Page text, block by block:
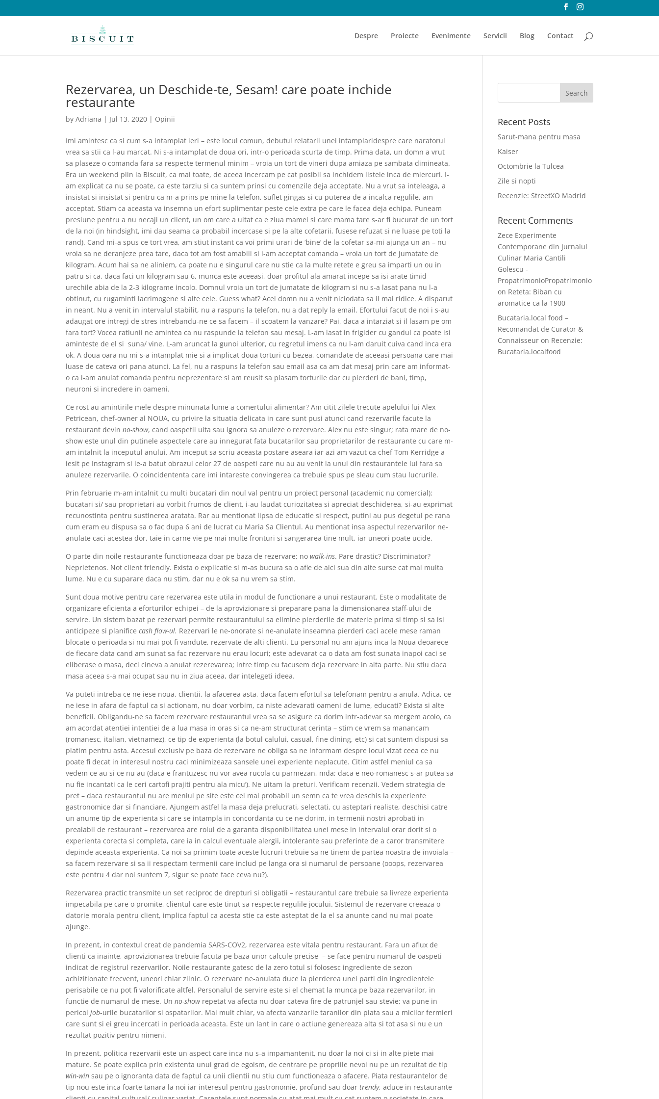
Despre Proiecte Evenimente Servicii Blog Contact
Rezervarea, un Deschide-te, Sesam! care poate inchide
restaurante
byAdriana | Jul 13, 2020 | Opinii
Imi amintesc ca si cum s-a intamplat ieri – este locul comun, debutul relatarii unei intamplaridespre care naratorul
vrea sa stii ca l-au marcat. Ni s-a intamplat de doua ori, intr-o perioada scurta de timp. Prima data, un domn a vrut
sa plaseze o comanda fara sa respecte termenul minim – vroia un tort de vineri dupa amiaza pe sambata dimineata.
Era un weekend plin la Biscuit, ca mai toate, de aceea incercam pe cat posibil sa inchidem listele inca de miercuri. I-
am explicat ca nu se poate, ca este tarziu si ca suntem prinsi cu comenzile deja acceptate. Nu a vrut sa inteleaga, a
insistat si insistat si pentru ca m-a prins pe mine la telefon, suflet gingas si cu puterea de a incalca regulile, am
acceptat. Stiam ca aceasta va insemna un efort suplimentar peste cele extra pe care le facea deja echipa. Puneam
presiune pentru a nu necaji un client, un om care a uitat ca e ziua mamei si care mama tare s-ar fi bucurat de un tort
de la noi (in hindsight, imi dau seama ca probabil incercase si pe la alte cofetarii, fusese refuzat si ne luase pe toti la
rand). Cand mi-a spus ce tort vrea, am stiut instant ca voi primi urari de ‘bine’ de la cofetar sa-mi ajunga un an – nu
vroia sa ne deranjeze prea tare, daca tot am fost amabili si i-am acceptat comanda – vroia un tort de jumatate de
kilogram. Acum hai sa ne aliniem, ca poate nu e singurul care nu stie ca la multe retete e greu sa imparti un ou in
patru si ca, daca faci un kilogram sau 6, munca este aceeasi, doar profitul ala amarat incepe sa isi arate timid
urechile abia de la 2-3 kilograme incolo. Domnul vroia un tort de jumatate de kilogram si nu s-a lasat pana nu l-a
obtinut, cu rugaminti lacrimogene si alte cele. Guess what? Acel domn nu a venit niciodata sa il mai ridice. A disparut
in neant. Nu a venit in intervalul stabilit, nu a raspuns la telefon, nu a dat reply la email. Efortului facut de noi i s-au
adaugat ore intregi de stres intrebandu-ne ce sa facem – il scoatem la vanzare? Pai, daca a intarziat si il lasam pe om
fara tort? Vocea ratiunii ne amintea ca nu raspunde la telefon sau mesaj. L-am lasat in frigider cu gandul ca poate isi
aminteste de el si suna/ vine. L-am aruncat la gunoi ulterior, cu regretul imens ca nu l-am daruit cuiva cand inca era
ok. A doua oara nu mi s-a intamplat mie si a implicat doua torturi cu bezea, comandate de aceeasi persoana care mai
luase de cateva ori pana atunci. La fel, nu a raspuns la telefon sau email asa ca am dat mesaj prin care am informat-
o ca i-am anulat comanda pentru neprezentare si am reusit sa plasam torturile dar cu pierderi de bani, timp,
neuroni si incredere in oameni.
Ce rost au amintirile mele despre minunata lume a comertului alimentar? Am citit zilele trecute apelului lui Alex
Petricean, chef-owner al NOUA, cu privire la situatia delicata in care sunt pusi atunci cand rezervarile facute la
restaurant devinno-show, cand oaspetii uita sau ignora sa anuleze o rezervare. Alex nu este singur; rata mare de no-
show este unul din putinele aspectele care au innegurat fata bucatarilor sau proprietarilor de restaurante cu care m-
am intalnit la inceputul anului. Am inceput sa scriu aceasta postare aseara iar azi am vazut ca chef Tom Kerridge a
iesit pe Instagram si le-a batut obrazul celor 27 de oaspeti care nu au au venit la unul din restaurantele lui fara sa
anuleze rezervarile. O coincidententa care imi intareste convingerea ca trebuie spus pe sleau cum stau lucrurile.
Prin februarie m-am intalnit cu multi bucatari din noul val pentru un proiect personal (academic nu comercial);
bucatari si/ sau proprietari au vorbit frumos de client, i-au laudat curiozitatea si apreciat deschiderea, si-au exprimat
recunostinta pentru sustinerea aratata. Rar au mentionat lipsa de educatie si respect, putini au pus degetul pe rana
cum eram eu dispusa sa o fac dupa 6 ani de lucrat cu Maria Sa Clientul. Au mentionat insa aspectul rezervarilor ne-
anulate caci acestea dor, taie in carne vie pe mai multe fronturi si sangerarea tine mult, iar uneori poate ucide.
O parte din noile restaurante functioneaza doar pe baza de rezervare; nowalk-ins. Pare drastic? Discriminator?
Neprietenos. Not client friendly. Exista o explicatie si m-as bucura sa o afle de aici sua din alte surse cat mai multa
lume. Nu e cu suparare daca nu stim, dar nu e ok sa nu vrem sa stim.
Sunt doua motive pentru care rezervarea este utila in modul de functionare a unui restaurant. Este o modalitate de
organizare eficienta a eforturilor echipei – de la aprovizionare si preparare pana la dimensionarea staff-ului de
servire. Un sistem bazat pe rezervari permite restaurantului sa elimine pierderile de materie prima si timp si sa isi
anticipeze si planificecash flow-ul. Rezervari le ne-onorate si ne-anulate inseamna pierderi caci acele mese raman
blocate o perioada si nu mai pot fi vandute, rezervate de alti clienti. Eu personal nu am ajuns inca la Noua deoarece
de fiecare data cand am sunat sa fac rezervare nu erau locuri; este adevarat ca o data am fost sunata inapoi caci se
eliberase o masa, deci cineva a anulat rezerevarea; intre timp eu facusem deja rezervare in alta parte. Nu stiu daca
masa aceea s-a mai ocupat sau nu in ziua aceea, dar intelegeti ideea.
Va puteti intreba ce ne iese noua, clientii, la afacerea asta, daca facem efortul sa telefonam pentru a anula. Adica, ce
ne iese in afara de faptul ca si actionam, nu doar vorbim, ca niste adevarati oameni de lume, educati? Exista si alte
beneficii. Obligandu-ne sa facem rezervare restaurantul vrea sa se asigure ca dorim intr-adevar sa mergem acolo, ca
am acordat atentiei intentiei de a lua masa in oras si ca ne-am structurat cerinta – stim ce vrem sa manancam
(romanesc, italian, vietnamez), ce tip de experienta (la botul calului, casual, fine dining, etc) si cat suntem dispusi sa
platim pentru asta. Accesul exclusiv pe baza de rezervare ne obliga sa ne informam despre locul vizat ceea ce nu
poate fi decat in interesul nostru caci minimizeaza sansele unei experiente neplacute. Citim astfel meniul ca sa
vedem ce au si ce nu au (daca e frantuzesc nu vor avea rucola cu parmezan, mda; daca e neo-romanesc s-ar putea sa
nu fie incantati ca le ceri cartofi prajiti pentru ala micu’). Ne uitam la preturi. Verificam recenzii. Vedem strategia de
pret – daca restaurantul nu are meniul pe site este cel mai probabil un semn ca te vrea deschis la experiente
gastronomice dar si financiare. Ajungem astfel la masa deja prelucrati, selectati, cu asteptari realiste, deschisi catre
un anume tip de experienta si care se intampla in concordanta cu ce ne dorim, in termenii nostri aprobati in
prealabil de restaurant – rezervarea are rolul de a garanta disponibilitatea unei mese in intervalul orar dorit si o
experienta corecta si completa, care ia in calcul eventuale alergii, intolerante sau preferinte de a caror transmitere
depinde aceasta experienta. Ca noi sa primim toate aceste lucruri trebuie sa ne tinem de partea noastra de invoiala –
sa facem rezervare si sa ii respectam termenii care includ pe langa ora si numarul de persoane (ooops, rezervarea
este pentru 4 dar noi suntem 7, sigur se poate face ceva nu?).
Rezervarea practic transmite un set reciproc de drepturi si obligatii – restaurantul care trebuie sa livreze experienta
impecabila pe care o promite, clientul care este tinut sa respecte regulile jocului. Sistemul de rezervare creeaza o
datorie morala pentru client, implica faptul ca acesta stie ca este asteptat de la el sa anunte cand nu mai poate
ajunge.
In prezent, in contextul creat de pandemia SARS-COV2, rezervarea este vitala pentru restaurant. Fara un aflux de
clienti ca inainte, aprovizionarea trebuie facuta pe baza unor calcule precise – se face pentru numarul de oaspeti
indicat de registrul rezervarilor. Noile restaurante gatesc de la zero totul si folosesc ingrediente de sezon
achizitionate frecvent, uneori chiar zilnic. O rezervare ne-anulata duce la pierderea unei parti din ingredientele
perisabile ce nu pot fi valorificate altfel. Personalul de servire este si el chemat la munca pe baza rezervarilor, in
functie de numarul de mese. Un no-showrepetat va afecta nu doar cateva fire de patrunjel sau stevie; va pune in
pericoljob-urile bucatarilor si ospatarilor. Mai mult chiar, va afecta vanzarile taranilor din piata sau a micilor fermieri
care sunt si ei greu incercati in perioada aceasta. Este un lant in care o actiune genereaza alta si tot asa si nu e un
rezultat pozitiv pentru nimeni.
In prezent, politica rezervarii este un aspect care inca nu s-a impamantenit, nu doar la noi ci si in alte piete mai
mature. Se poate explica prin existenta unui grad de egoism, de centrare pe propriile nevoi nu pe un rezultat de tip
win-winsau pe o ignoranta data de faptul ca unii clientii nu stiu cum functioneaza o afacere. Piata restaurantelor de
tip nou este inca foarte tanara la noi iar interesul pentru gastronomie, profund sau doartrendy, aduce in restaurante
Recent Posts
Sarut-mana pentru masa
Kaiser
Octombrie la Tulcea
Zile si nopti
Recenzie: StreetXO Madrid
Recent Comments
Zece Experimente
Contemporane din Jurnalul
Culinar Maria Cantili
Golescu -
PropatrimonioPropatrimonio
on Reteta: Biban cu
aromatice ca la 1900
Bucataria.local food –
Recomandat de Curator &
Connaisseur on Recenzie:
Bucataria.localfood